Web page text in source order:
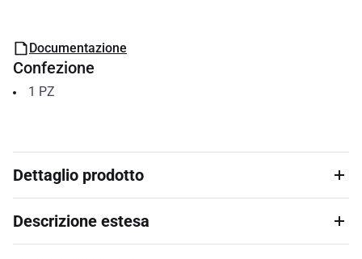
Documentazione
Confezione
1 PZ
Dettaglio prodotto
Descrizione estesa